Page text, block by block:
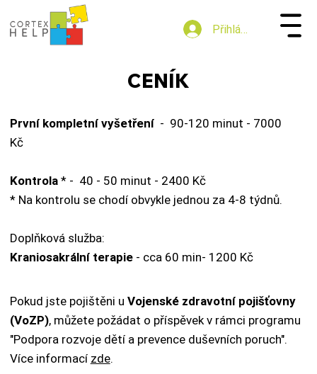
Přihlásit se
CENÍK
CENÍK
První kompletní vyšetření- 90-120 minut - 7000
Kč
Kontrola* - 40 - 50 minut - 2400 Kč
* Na kontrolu se chodí obvykle jednou za 4-8 týdnů.
Doplňková služba:
Kraniosakrální terapie- cca 60 min- 1200 Kč
Pokud jste pojištěni u Vojenské zdravotní pojišťovny
(VoZP), můžete požádat o příspěvek v rámci programu
"Podpora rozvoje dětí a prevence duševních poruch".
Více informací zde.